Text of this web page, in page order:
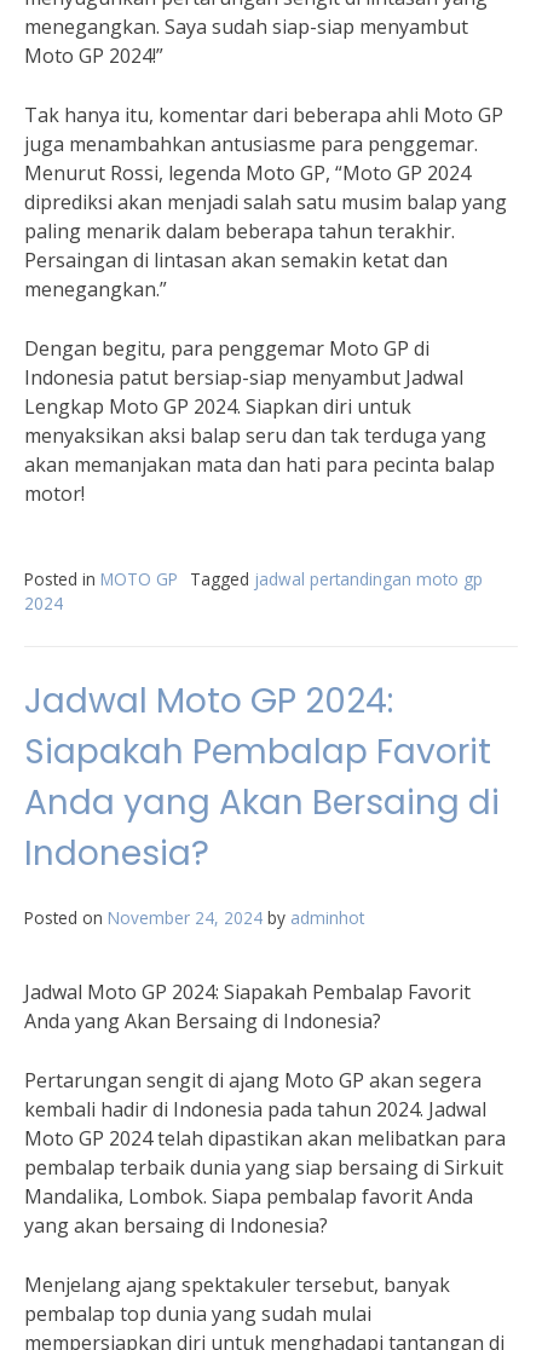
menegangkan. Saya sudah siap-siap menyambut
Moto GP 2024!”
Tak hanya itu, komentar dari beberapa ahli Moto GP
juga menambahkan antusiasme para penggemar.
Menurut Rossi, legenda Moto GP, “Moto GP 2024
diprediksi akan menjadi salah satu musim balap yang
paling menarik dalam beberapa tahun terakhir.
Persaingan di lintasan akan semakin ketat dan
menegangkan.”
Dengan begitu, para penggemar Moto GP di
Indonesia patut bersiap-siap menyambut Jadwal
Lengkap Moto GP 2024. Siapkan diri untuk
menyaksikan aksi balap seru dan tak terduga yang
akan memanjakan mata dan hati para pecinta balap
motor!
Posted in MOTO GP Tagged jadwal pertandingan moto gp
2024
Jadwal Moto GP 2024:
Siapakah Pembalap Favorit
Anda yang Akan Bersaing di
Indonesia?
Posted on November 24, 2024 by adminhot
Jadwal Moto GP 2024: Siapakah Pembalap Favorit
Anda yang Akan Bersaing di Indonesia?
Pertarungan sengit di ajang Moto GP akan segera
kembali hadir di Indonesia pada tahun 2024. Jadwal
Moto GP 2024 telah dipastikan akan melibatkan para
pembalap terbaik dunia yang siap bersaing di Sirkuit
Mandalika, Lombok. Siapa pembalap favorit Anda
yang akan bersaing di Indonesia?
Menjelang ajang spektakuler tersebut, banyak
pembalap top dunia yang sudah mulai
mempersiapkan diri untuk menghadapi tantangan di